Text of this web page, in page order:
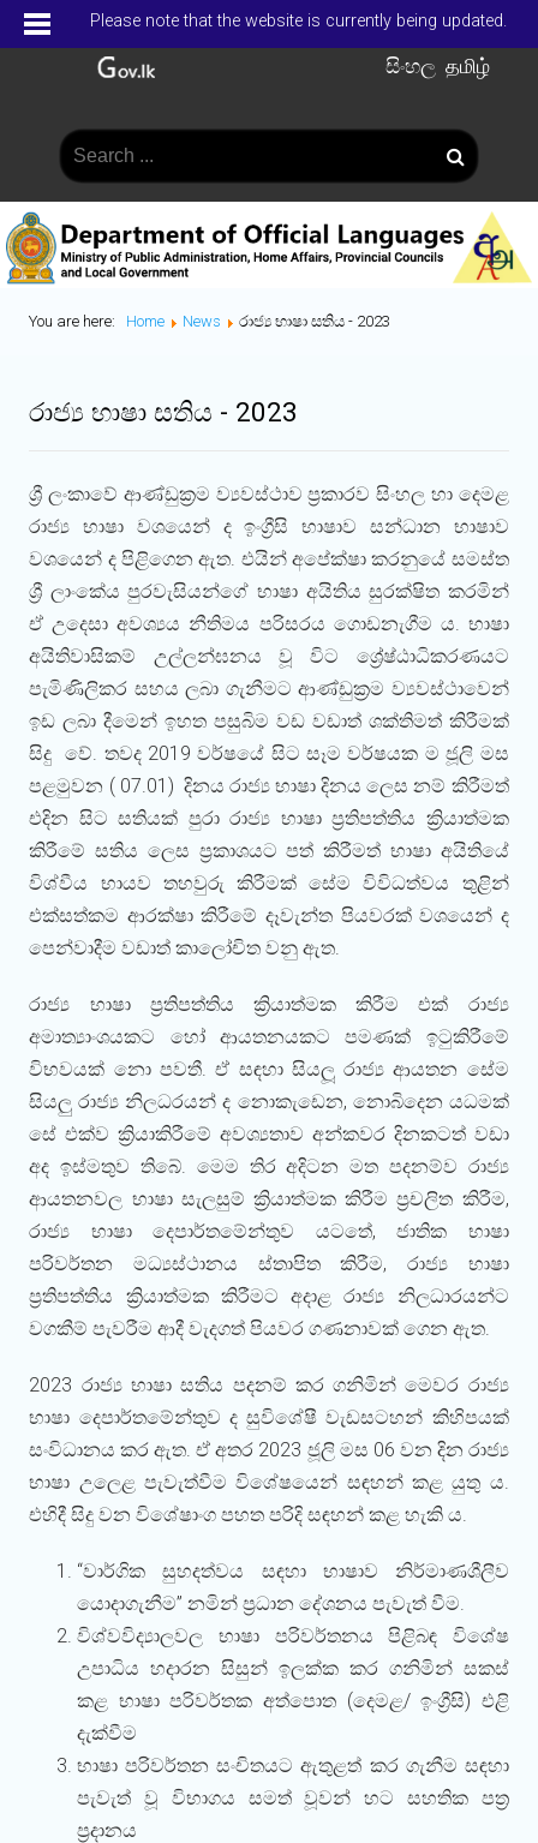
Please note that the website is currently being updated.
සිංහල தமிழ்
You are here: Home News රාජ්‍ය භාෂා සතිය - 2023
රාජ්‍ය භාෂා සතිය - 2023
ශ්‍රී ලංකාවේ ආණ්ඩුක්‍රම ව්‍යවස්ථාව ප්‍රකාරව සිංහල හා දෙමළ
රාජ්‍ය භාෂා වශයෙන් ද ඉංග්‍රීසි භාෂාව සන්ධාන භාෂාව
වශයෙන් ද පිළිගෙන ඇත. එයින් අපේක්ෂා කරනුයේ සමස්ත
ශ්‍රී ලාංකේය පුරවැසියන්ගේ භාෂා අයිතිය සුරක්ෂිත කරමින්
ඒ උදෙසා අවශ්‍යය නීතිමය පරිසරය ගොඩනැගීම ය. භාෂා
අයිතිවාසිකම් උල්ලන්ඝනය වූ විට ශ්‍රේෂ්ඨාධිකරණයට
පැමිණිලිකර සහය ලබා ගැනීමට ආණ්ඩුක්‍රම ව්‍යවස්ථාවෙන්
ඉඩ ලබා දීමෙන් ඉහත පසුබිම වඩ වඩාත් ශක්තිමත් කිරීමක්
සිදු වේ. තවද 2019 වර්ෂයේ සිට සෑම වර්ෂයක ම ජූලි මස
පළමුවන ( 07.01) දිනය රාජ්‍ය භාෂා දිනය ලෙස නම් කිරීමත්
එදින සිට සතියක් පුරා රාජ්‍ය භාෂා ප්‍රතිපත්තිය ක්‍රියාත්මක
කිරීමේ සතිය ලෙස ප්‍රකාශයට පත් කිරීමත් භාෂා අයිතියේ
විශ්වීය භායව තහවුරු කිරීමක් සේම විවිධත්වය තුළින්
එක්සත්කම ආරක්ෂා කිරීමේ දෑවැන්ත පියවරක් වශයෙන් ද
පෙන්වාදීම වඩාත් කාලෝචිත වනු ඇත.
රාජ්‍ය භාෂා ප්‍රතිපත්තිය ක්‍රියාත්මක කිරීම එක් රාජ්‍ය
අමාත්‍යාංශයකට හෝ ආයතනයකට පමණක් ඉටුකිරීමේ
විභවයක් නො පවතී. ඒ සඳහා සියලූ රාජ්‍ය ආයතන සේම
සියලු රාජ්‍ය නිලධරයන් ද නොකැඩෙන, නොබිදෙන යධමක්
සේ එක්ව ක්‍රියාකිරීමේ අවශ්‍යතාව අන්කවර දිනකටත් වඩා
අද ඉස්මතුව තිබේ. මෙම තිර අදිටන මත පදනම්ව රාජ්‍ය
ආයතනවල භාෂා සැලසුම් ක්‍රියාත්මක කිරීම ප්‍රචලිත කිරීම,
රාජ්‍ය භාෂා දෙපාර්තමේන්තුව යටතේ, ජාතික භාෂා
පරිවර්තන මධ්‍යස්ථානය ස්තාපිත කිරීම, රාජ්‍ය භාෂා
ප්‍රතිපත්තිය ක්‍රියාත්මක කිරීමට අදාළ රාජ්‍ය නිලධාරයන්ට
වගකීම් පැවරීම ආදී වැදගත් පියවර ගණනාවක් ගෙන ඇත.
2023 රාජ්‍ය භාෂා සතිය පදනම් කර ගනිමින් මෙවර රාජ්‍ය
භාෂා දෙපාර්තමේන්තුව ද සුවිශේෂී වැඩසටහන් කිහිපයක්
සංවිධානය කර ඇත. ඒ අතර 2023 ජූලි මස 06 වන දින රාජ්‍ය
භාෂා උලෙළ පැවැත්වීම විශේෂයෙන් සඳහන් කළ යුතු ය.
එහිදී සිදු වන විශේෂාංග පහත පරිදි සඳහන් කළ හැකි ය.
“වාර්ගික සුහදත්වය සඳහා භාෂාව නිර්මාණශීලීව
යොදාගැනීම” නමින් ප්‍රධාන දේශනය පැවැත් වීම.
විශ්වවිද්‍යාලවල භාෂා පරිවර්තනය පිළිබඳ විශේෂ
උපාධිය හදාරන සිසුන් ඉලක්ක කර ගනිමින් සකස්
කළ භාෂා පරිවර්තක අත්පොත (දෙමළ/ ඉංග්‍රීසි) එළි
දැක්වීම
භාෂා පරිවර්තන සංචිතයට ඇතුළත් කර ගැනීම සඳහා
පැවැත් වූ විභාගය සමත් වූවන් හට සහතික පත්‍ර
ප්‍රදානය